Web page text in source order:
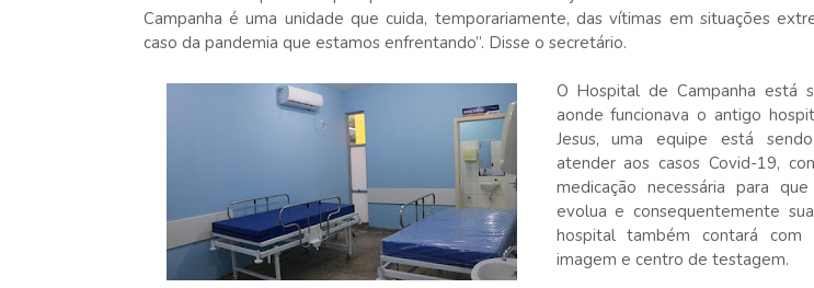
Campanha é uma unidade que cuida, temporariamente, das vítimas em situações
caso da pandemia que estamos enfrentando”. Disse o secretário.
O Hospital de Campanha está
aonde funcionava o antigo
Jesus, uma equipe está
atender aos casos Covid-19,
medicação necessária para
evolua e consequentemente
hospital também contará com
imagem e centro de testagem.